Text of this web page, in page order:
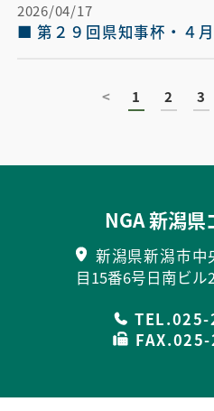
2026/04/17
■ 第２９回県知事杯・４
< 1 2 3
NGA 新潟県
新潟県新潟市中
目15番6号日南ビル